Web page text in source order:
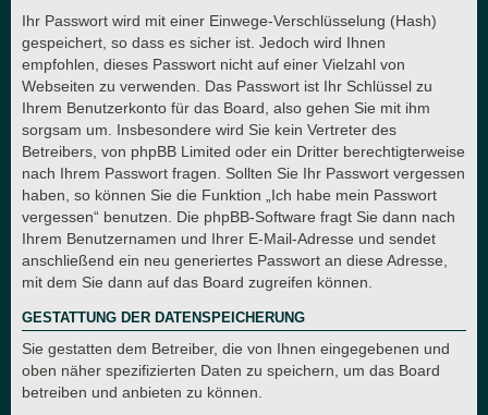
Ihr Passwort wird mit einer Einwege-Verschlüsselung (Hash)
gespeichert, so dass es sicher ist. Jedoch wird Ihnen
empfohlen, dieses Passwort nicht auf einer Vielzahl von
Webseiten zu verwenden. Das Passwort ist Ihr Schlüssel zu
Ihrem Benutzerkonto für das Board, also gehen Sie mit ihm
sorgsam um. Insbesondere wird Sie kein Vertreter des
Betreibers, von phpBB Limited oder ein Dritter berechtigterweise
nach Ihrem Passwort fragen. Sollten Sie Ihr Passwort vergessen
haben, so können Sie die Funktion „Ich habe mein Passwort
vergessen“ benutzen. Die phpBB-Software fragt Sie dann nach
Ihrem Benutzernamen und Ihrer E-Mail-Adresse und sendet
anschließend ein neu generiertes Passwort an diese Adresse,
mit dem Sie dann auf das Board zugreifen können.
GESTATTUNG DER DATENSPEICHERUNG
Sie gestatten dem Betreiber, die von Ihnen eingegebenen und
oben näher spezifizierten Daten zu speichern, um das Board
betreiben und anbieten zu können.